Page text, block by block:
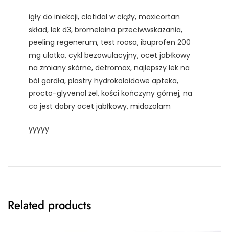
igły do iniekcji, clotidal w ciąży, maxicortan
skład, lek d3, bromelaina przeciwwskazania,
peeling regenerum, test roosa, ibuprofen 200
mg ulotka, cykl bezowulacyjny, ocet jabłkowy
na zmiany skórne, detromax, najlepszy lek na
ból gardła, plastry hydrokoloidowe apteka,
procto-glyvenol żel, kości kończyny górnej, na
co jest dobry ocet jabłkowy, midazolam
yyyyy
Related products